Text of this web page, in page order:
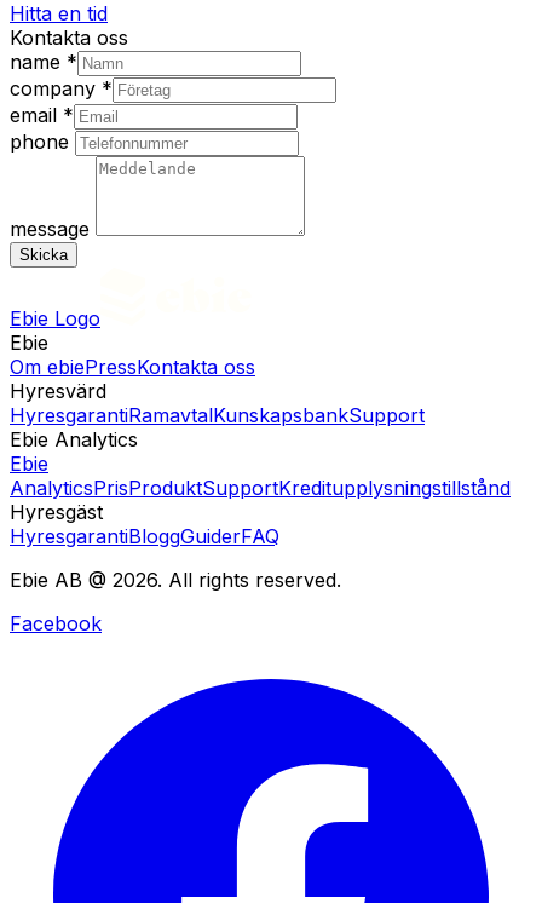
Hitta en tid
Kontakta oss
name *
company *
email *
phone
message
Skicka
Ebie Logo
Ebie
Om ebiePressKontakta oss
Hyresvärd
HyresgarantiRamavtalKunskapsbankSupport
Ebie Analytics
Ebie
AnalyticsPrisProduktSupportKreditupplysningstillstånd
Hyresgäst
HyresgarantiBloggGuiderFAQ
Ebie AB @ 2026. All rights reserved.
Facebook